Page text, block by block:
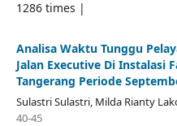
1286 times |
Analisa Waktu Tunggu
Jalan Executive Di Instalasi
Tangerang Periode
Sulastri Sulastri, Milda Rianty
40-45